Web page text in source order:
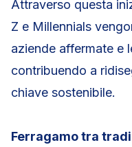
Attraverso questa
Z e Millennials
aziende affermate e
contribuendo a
chiave sostenibile.
Ferragamo tra